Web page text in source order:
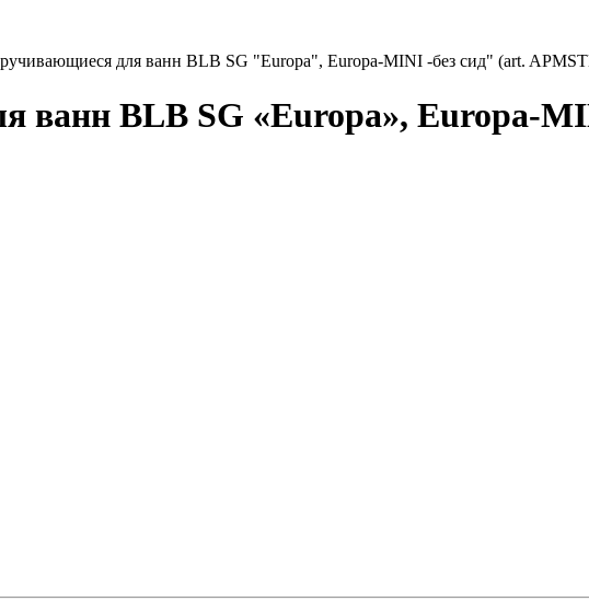
для ванн BLB SG "Europa", Europa-MINI -без сид" (art.
ванн BLB SG «Europa», Europa-